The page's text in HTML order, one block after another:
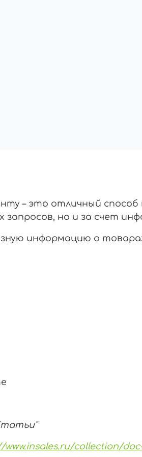
– это отличный способ
запросов, но и за счет
информацию о
www.insales.ru/collection/